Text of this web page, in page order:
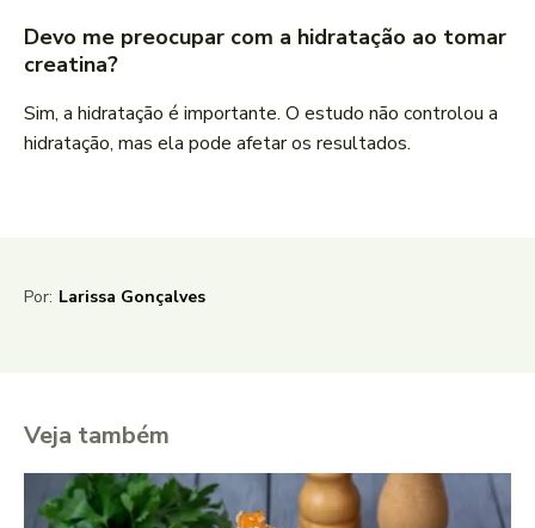
Devo me preocupar com a hidratação ao tomar
creatina?
Sim, a hidratação é importante. O estudo não controlou a
hidratação, mas ela pode afetar os resultados.
Por: Larissa Gonçalves
Veja também